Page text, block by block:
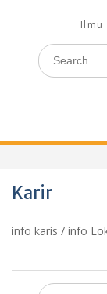
Ilmu
Search
for:
Karir
info karis / info
Search